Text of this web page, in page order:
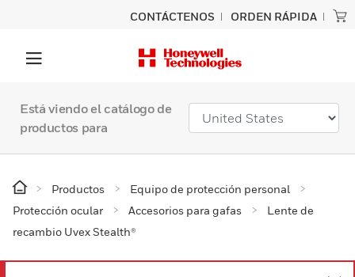
CONTÁCTENOS ORDEN RÁPIDA
Está viendo el catálogo de
productos para
Productos
Equipo de protección personal
Protección ocular
Accesorios para gafas
Lente de
recambio Uvex Stealth®